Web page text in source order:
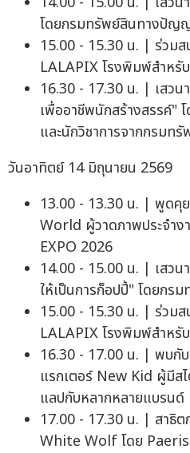
โดยกรมทรัพย์สินทางปัญ
15.00 - 15.30 น. | ร่วมส
LALAPIX โรงพิมพ์สำหรั
16.30 - 17.30 น. | เสวน
เพื่ออาชีพนักสร้างสรรค์"
และนักวิชาการจากกรม
วันอาทิตย์ 14 มิถุนายน 2569
13.00 - 13.30 น. | พูดคุ
World ผู้วาดภาพประจำ
EXPO 2026
14.00 - 15.00 น. | เสวน
ให้เป็นการก็อปปี้" โดยก
15.00 - 15.30 น. | ร่วมส
LALAPIX โรงพิมพ์สำหรั
16.30 - 17.00 น. | พบกั
แรกเตอร์ New Kid ผู้มีส
แลปกับหลากหลายแบรนด์
17.00 - 17.30 น. | สาธิต
White Wolf โดย